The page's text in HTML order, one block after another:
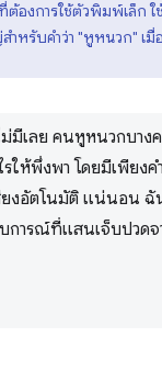
องการใช้ตัวพิมพ์เล็ก ใ
หรับคำว่า "หูหนวก" เมื่อ
เลย คนหูหนวกบาง
ให้พึ่งพา โดยมีเพียง
ยงอัตโนมัติ แน่นอน
ารณ์ที่แสนเจ็บปวด